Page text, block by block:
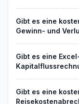
Gibt es eine
Gewinn- und
Gibt es eine
Gibt es eine